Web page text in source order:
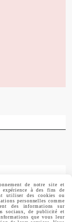
de notre site et
à des fins de
utiliser des cookies ou
personnelles comme
des informations sur
sociaux, de publicité et
que vous leur